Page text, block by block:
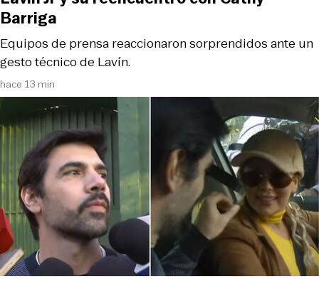
hace 13 min
Equipos de prensa reaccionaron sorprendidos ante un
gesto técnico de Lavín.
Barriga